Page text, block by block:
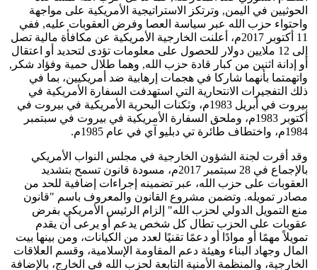
الحوثيين في اليمن, وترتكز الاستراتيجية الأمريكية على مواجهة
واحتواء حزب الله عبر سياسة العصا وفرض العقوبات عليه, ففي
11 أكتوبر 2017م، أعلنت الخارجية الأمريكية عن مكافأة مالية تصل
إلى 12 ملايين دولار للحصول على معلومات تؤدى لتحديد أو اعتقال
أو إدانة اثنين من كبار قادة حزب الله, وهما طلال حمية وفؤاد شكر,
واتهمتما بأنهما شاركا في هجمات إرهابية ضد أمريكيين، بما في
ذلك التفجيرات الانتحارية التي استهدفت السفارة الأمريكية في
بيروت في أبريل 1983م، وثكنات البحرية الأمريكية في بيروت في
أكتوبر 1983م، وملحق السفارة الأمريكية في بيروت في سبتمبر
1984م، واختطاف طائرة تي دبليو آي في عام 1985م.
وقد أقرت لجنة الشؤون الخارجية في مجلس النواب الأمريكي
بالإجماع في 28 سبتمبر 2017م، مسودة قانون تسمح بتشديد
العقوبات على حزب الله، عبر تضمينه إجراءات إضافية للحد من
مصادر تمويله. وتضمن مشروع القانون والمعروف باسم "قانون
منع التمويل الدولي لحزب الله" إلزام الرئيس الأمريكي بفرض
عقوبات على الحزب تطال كل شخص يدعم أو يرعى أن يقدم
تمويلاً مهمًا أو موادًا أو دعمًا تقنيًا لعدد من الكيانات، ومن بينها بيت
المال وجهاد البناء وهيئة دعم المقاومة الإسلامية، وقسم العلاقات
الخارجية، والمنظمة الأمنية التابعة لحزب الله في الخارج، بالإضافة